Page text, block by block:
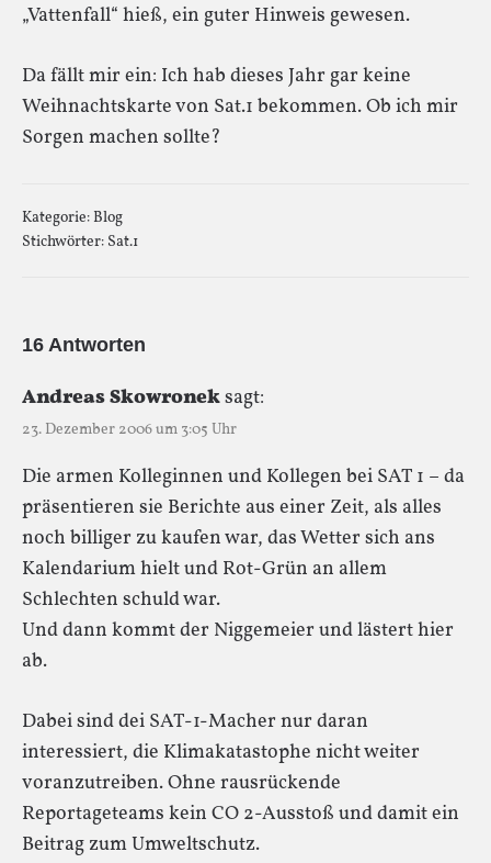
„Vattenfall“ hieß, ein guter Hinweis gewesen.
Da fällt mir ein: Ich hab dieses Jahr gar keine
Weihnachtskarte von Sat.1 bekommen. Ob ich mir
Sorgen machen sollte?
Kategorie:Blog
Stichwörter: Sat.1
16 Antworten
Andreas Skowroneksagt:
23. Dezember 2006 um 3:05 Uhr
Die armen Kolleginnen und Kollegen bei SAT 1 – da
präsentieren sie Berichte aus einer Zeit, als alles
noch billiger zu kaufen war, das Wetter sich ans
Kalendarium hielt und Rot-Grün an allem
Schlechten schuld war.
Und dann kommt der Niggemeier und lästert hier
ab.
Dabei sind dei SAT-1-Macher nur daran
interessiert, die Klimakatastophe nicht weiter
voranzutreiben. Ohne rausrückende
Reportageteams kein CO 2-Ausstoß und damit ein
Beitrag zum Umweltschutz.